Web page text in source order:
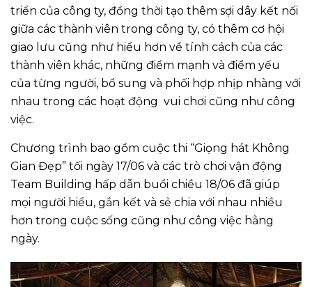
triển của công ty, đồng thời tạo thêm sợi dây kết nối
giữa các thành viên trong công ty, có thêm cơ hội
giao lưu cũng như hiểu hơn về tính cách của các
thành viên khác, những điểm mạnh và điểm yếu
của từng người, bổ sung và phối hợp nhịp nhàng với
nhau trong các hoạt động vui chơi cũng như công
việc.
Chương trình bao gồm cuộc thi “Giọng hát Không
Gian Đẹp” tối ngày 17/06 và các trò chơi vận động
Team Building hấp dẫn buổi chiều 18/06 đã giúp
mọi người hiểu, gắn kết và sẻ chia với nhau nhiều
hơn trong cuộc sống cũng như công việc hằng
ngày.